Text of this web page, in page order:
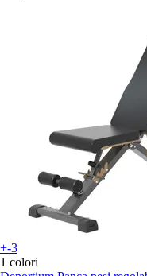
+-3
1 colori